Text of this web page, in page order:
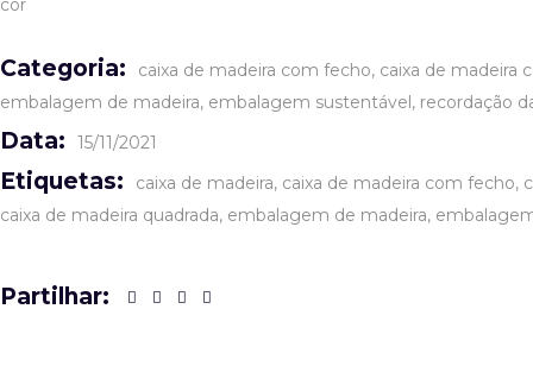
Categoria: caixa de madeira com fecho caixa de madeira
embalagem de madeira embalagem sustentável recordação
Data: 15/11/2021
Etiquetas: caixa de madeira caixa de madeira com fecho
caixa de madeira quadrada embalagem de madeira
Partilhar: